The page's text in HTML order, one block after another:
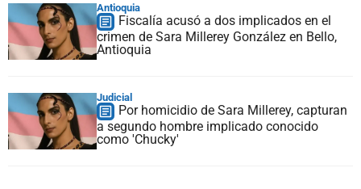
Antioquia
Fiscalía acusó a dos implicados en el
crimen de Sara Millerey González en Bello,
Antioquia
Judicial
Por homicidio de Sara Millerey, capturan
a segundo hombre implicado conocido
como 'Chucky'